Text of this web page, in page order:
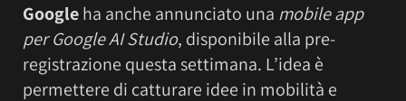
Googleha anche annunciato una mobile app
per Google AI Studio, disponibile alla pre-
registrazione questa settimana. L’idea è
permettere di catturare idee in mobilità e